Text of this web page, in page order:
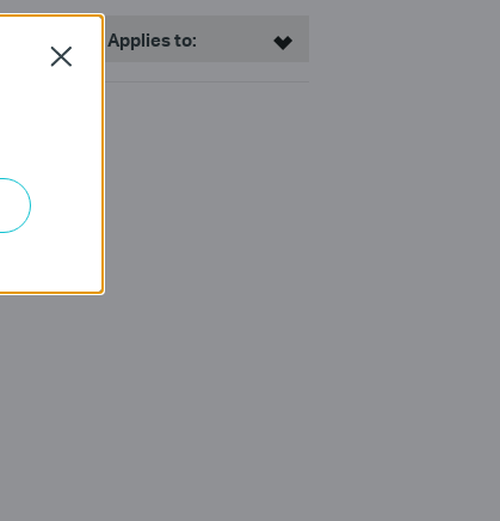
This Article Applies to:
Close